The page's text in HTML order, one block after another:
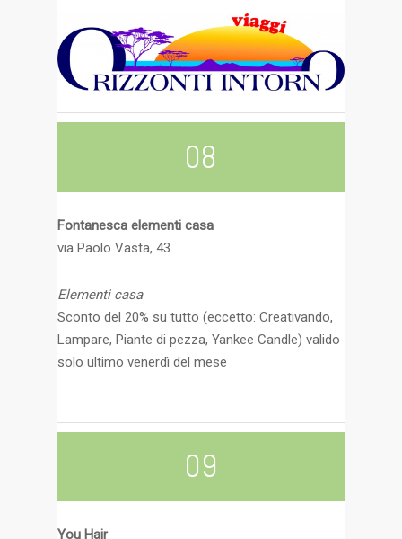
08
Fontanesca elementi casa
via Paolo Vasta, 43
Elementi casa
Sconto del 20% su tutto (eccetto: Creativando,
Lampare, Piante di pezza, Yankee Candle) valido
solo ultimo venerdì del mese
09
You Hair